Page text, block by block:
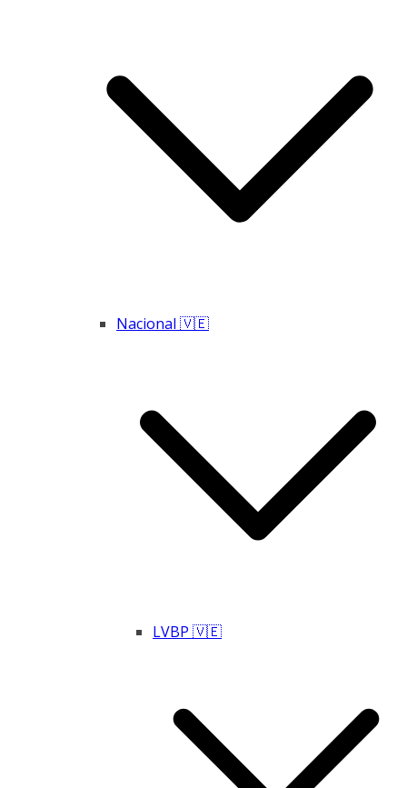
Nacional 🇻🇪
LVBP 🇻🇪